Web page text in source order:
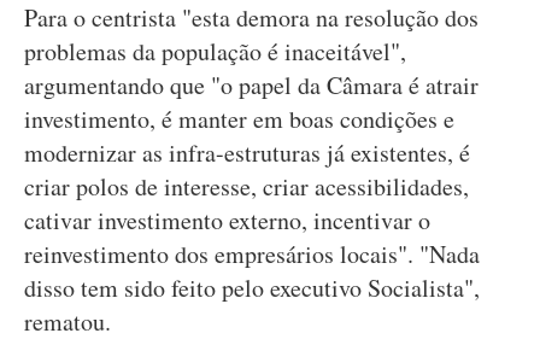
Para o centrista "esta demora na resolução dos
problemas da população é inaceitável",
argumentando que "o papel da Câmara é atrair
investimento, é manter em boas condições e
modernizar as infra-estruturas já existentes, é
criar polos de interesse, criar acessibilidades,
cativar investimento externo, incentivar o
reinvestimento dos empresários locais". "Nada
disso tem sido feito pelo executivo Socialista",
rematou.